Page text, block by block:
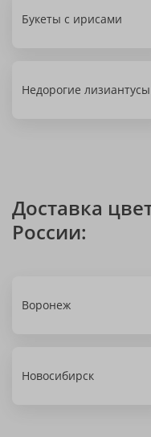
Букеты с ирисами
Недорогие лизиантусы
Доставка
России:
Воронеж
Новосибирск